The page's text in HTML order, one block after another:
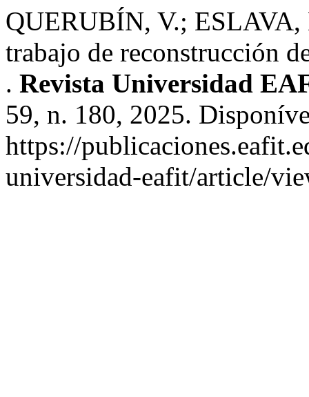
QUERUBÍN, V.;
trabajo de reconstrucción
. Revista Universidad
59, n. 180, 2025.
https://
universidad-eafit/article/